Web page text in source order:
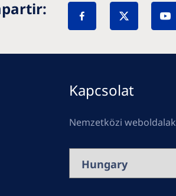
Kapcsolat
Nemzetközi weboldalak